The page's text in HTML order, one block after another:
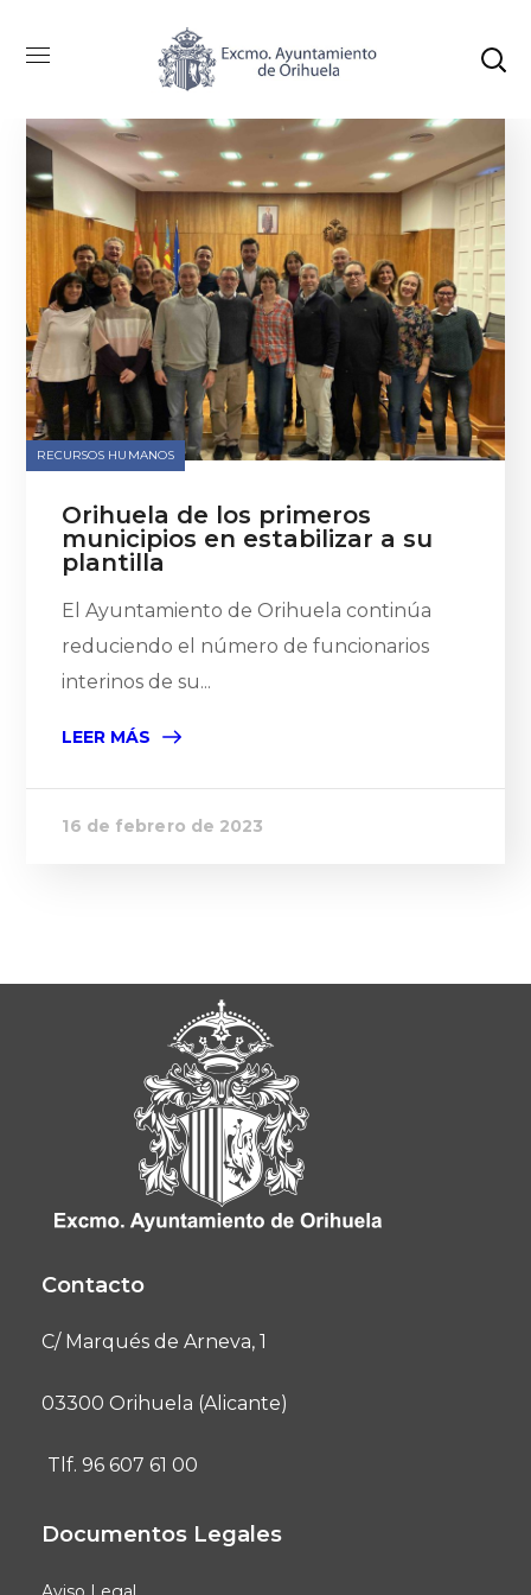
RECURSOS HUMANOS
Orihuela de los primeros
municipios en estabilizar a su
plantilla
El Ayuntamiento de Orihuela continúa
reduciendo el número de funcionarios
interinos de su...
LEER MÁS
16 de febrero de 2023
Contacto
C/ Marqués de Arneva, 1
03300 Orihuela (Alicante)
Tlf. 96 607 61 00
Documentos Legales